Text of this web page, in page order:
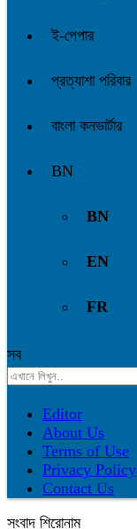
ই-পেপার
প্রত্যাশা পরিবার
বাংলা কনভার্টার
BN
BN
EN
FR
সব
Editor
About Us
Terms of Use
Privacy Policy
Contact Us
সংবাদ শিরোনাম